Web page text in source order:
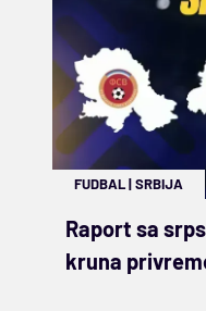
FUDBAL|SRBIJA
Raport sa
kruna